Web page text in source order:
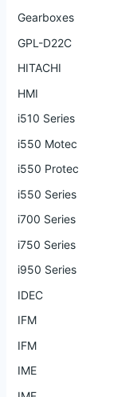
Gearboxes
GPL-D22C
HITACHI
HMI
i510 Series
i550 Motec
i550 Protec
i550 Series
i700 Series
i750 Series
i950 Series
IDEC
IFM
IFM
IME